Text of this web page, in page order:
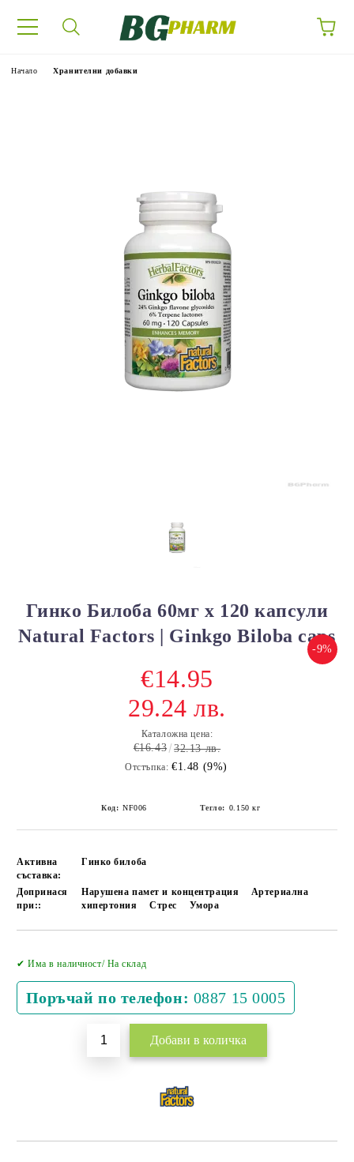
Начало Хранителни добавки
Гинко Билоба 60мг х 120 капсули
Natural Factors | Ginkgo Biloba caps
-9%
€14.95
29.24 лв.
Каталожна цена:
€16.43 32.13 лв.
Отстъпка: €1.48 (9%)
Код: NF006 Тегло: 0.150 кг
Активна
съставка:
Гинко билоба
Допринася
при::
Нарушена памет и концентрация
Артериална
хипертония
Стрес Умора
✔ Има в наличност/ На склад
Поръчай по телефон: 0887 15 0005